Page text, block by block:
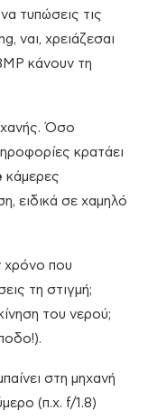
τυπώσεις τις
ναι, χρειάζεσαι
κάνουν τη
Όσο
κρατάει
κάμερες
ειδικά σε χαμηλό
χρόνο που
τη στιγμή;
του νερού;
στη μηχανή
(π.χ. f/1.8)